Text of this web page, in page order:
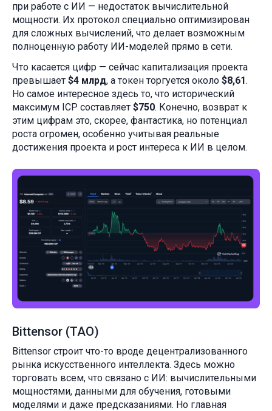
при работе с ИИ — недостаток вычислительной
мощности. Их протокол специально оптимизирован
для сложных вычислений, что делает возможным
полноценную работу ИИ-моделей прямо в сети.
Что касается цифр — сейчас капитализация проекта
превышает $4 млрд, а токен торгуется около $8,61.
Но самое интересное здесь то, что исторический
максимум ICP составляет $750. Конечно, возврат к
этим цифрам это, скорее, фантастика, но потенциал
роста огромен, особенно учитывая реальные
достижения проекта и рост интереса к ИИ в целом.
Bittensor (TAO)
Bittensor строит что-то вроде децентрализованного
рынка искусственного интеллекта. Здесь можно
торговать всем, что связано с ИИ: вычислительными
мощностями, данными для обучения, готовыми
моделями и даже предсказаниями. Но главная